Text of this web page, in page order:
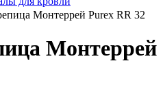
Монтеррей Purex RR 32
Монтеррей